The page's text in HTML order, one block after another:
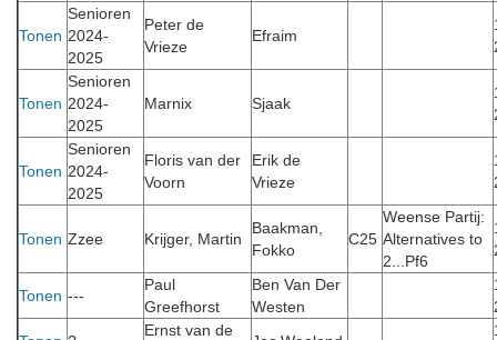
Tonen
Senioren
2024-
2025
Peter de
Vrieze
Efraim
Tonen
Senioren
2024-
2025
Marnix Sjaak
Tonen
Senioren
2024-
2025
Floris van der
Voorn
Erik de
Vrieze
Tonen Zzee Krijger, Martin
Baakman,
Fokko
C25
Weense Partij:
Alternatives to
2...Pf6
Tonen ---
Paul
Greefhorst
Ben Van Der
Westen
Ernst van de